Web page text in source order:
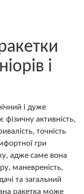
і
і дуже
активність,
точність
гри
адже саме вона
маневреність,
та загальний
ракетка може